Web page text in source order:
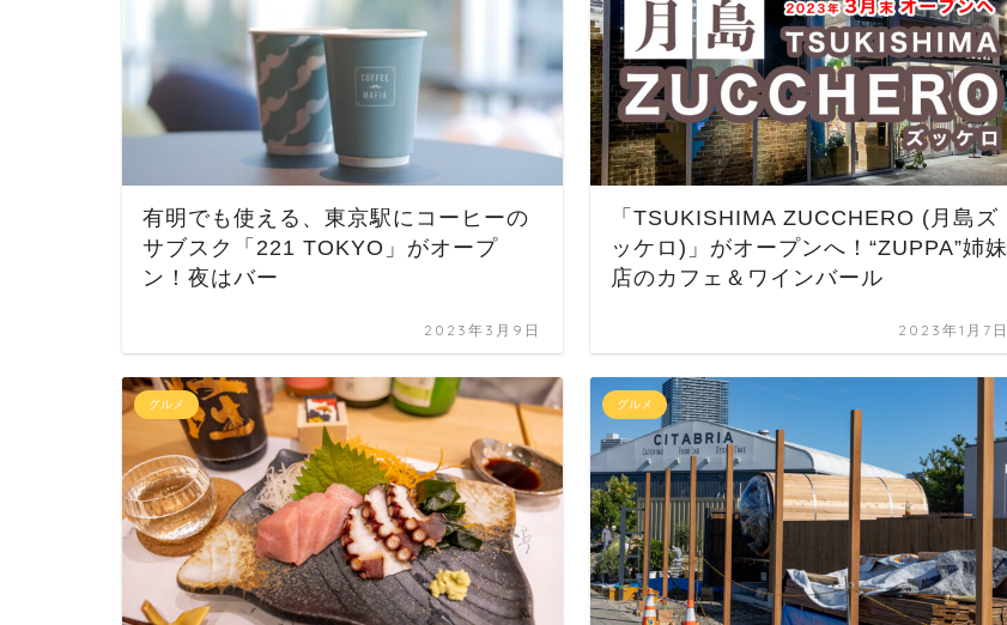
有明でも使える、東京駅にコーヒーの
サブスク「221 TOKYO」がオープ
ン！夜はバー
2023年3月9日
「TSUKISHIMA ZUCCHERO (月島ズ
ッケロ)」がオープンへ！“ZUPPA”姉妹
店のカフェ＆ワインバール
2023年1月7日
グルメ グルメ